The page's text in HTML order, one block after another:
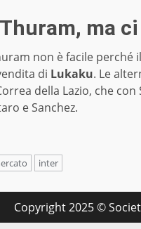
ma
non è facile perché
di Lukaku. Le
della Lazio, che
e Sanchez.
inter
Copyright 2025 ©